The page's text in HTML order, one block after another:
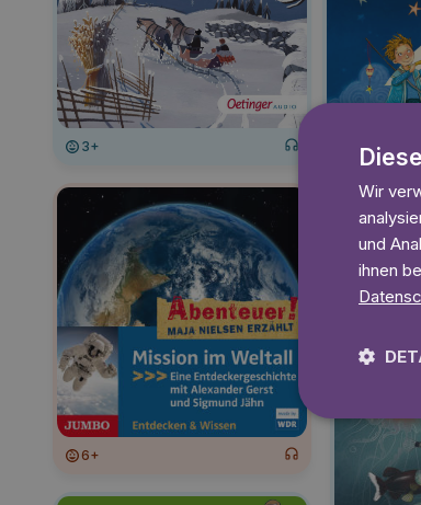
3+
6+
Wir
und
ihnen